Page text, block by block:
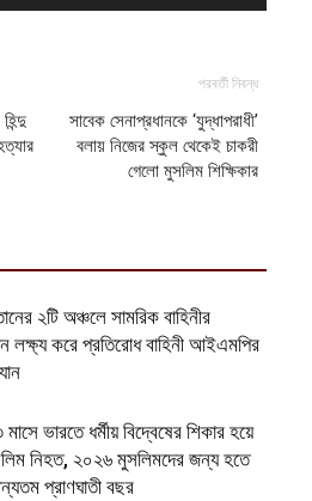
পরবর্তী নিবন্ধ
সাবেক সেনাপ্রধানকে ‘যুদ্ধাপরাধী’
বলায় নিজের স্কুল থেকেই চাকরী
গেলো মুসলিম শিক্ষিকার
২টি অঞ্চলে সামরিক বাহিনীর
লক্ষ্য করে প্রতিরোধ বাহিনী আইএমপির
ভারতে ধর্মীয় বিদ্বেষের শিকার হয়ে
নিহত, ২০২৬ মুসলিমদের জন্য হতে
প্রাণঘাতী বছর